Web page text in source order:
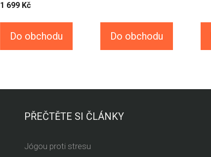
1 699 Kč
Do obchodu Do obchodu
PŘEČTĚTE SI ČLÁNKY
Jógou proti stresu